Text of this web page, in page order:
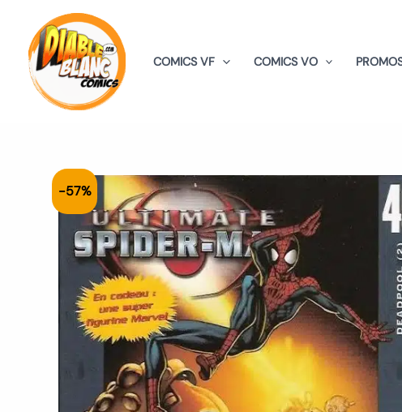
contenu
COMICS VF COMICS VO
-57%